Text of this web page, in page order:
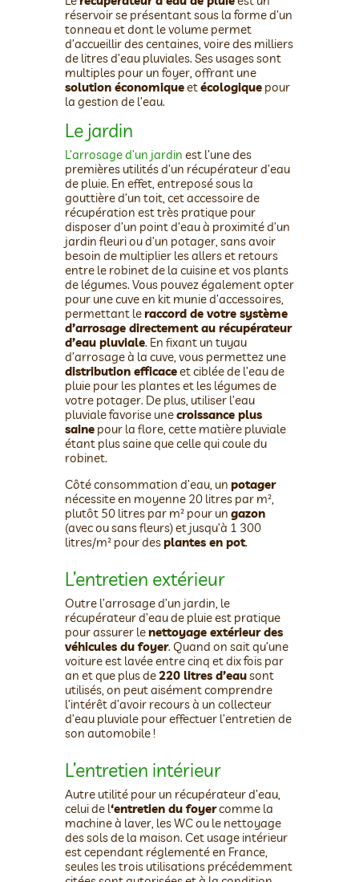
réservoir se présentant sous la forme d’un
tonneau et dont le volume permet
d’accueillir des centaines, voire des milliers
de litres d’eau pluviales. Ses usages sont
multiples pour un foyer, offrant une
solution économiqueetécologiquepour
la gestion de l’eau.
Le jardin
L’arrosage d’un jardin est l’une des
premières utilités d’un récupérateur d’eau
de pluie. En effet, entreposé sous la
gouttière d’un toit, cet accessoire de
récupération est très pratique pour
disposer d’un point d’eau à proximité d’un
jardin fleuri ou d’un potager, sans avoir
besoin de multiplier les allers et retours
entre le robinet de la cuisine et vos plants
de légumes. Vous pouvez également opter
pour une cuve en kit munie d’accessoires,
permettant leraccord de votre système
d’arrosage directement au récupérateur
d’eau pluviale. En fixant un tuyau
d’arrosage à la cuve, vous permettez une
distribution efficaceet ciblée de l’eau de
pluie pour les plantes et les légumes de
votre potager. De plus, utiliser l’eau
pluviale favorise unecroissance plus
sainepour la flore, cette matière pluviale
étant plus saine que celle qui coule du
robinet.
Côté consommation d’eau, un potager
nécessite en moyenne 20 litres par m²,
plutôt 50 litres par m² pour un gazon
(avec ou sans fleurs) et jusqu’à 1 300
litres/m² pour desplantes en pot.
L’entretien extérieur
Outre l’arrosage d’un jardin, le
récupérateur d’eau de pluie est pratique
pour assurer lenettoyage extérieur des
véhicules du foyer. Quand on sait qu’une
voiture est lavée entre cinq et dix fois par
an et que plus de220 litres d’eausont
utilisés, on peut aisément comprendre
l’intérêt d’avoir recours à un collecteur
d’eau pluviale pour effectuer l’entretien de
son automobile !
L’entretien intérieur
Autre utilité pour un récupérateur d’eau,
celui de l‘entretien du foyercomme la
machine à laver, les WC ou le nettoyage
des sols de la maison. Cet usage intérieur
est cependant réglementé en France,
seules les trois utilisations précédemment